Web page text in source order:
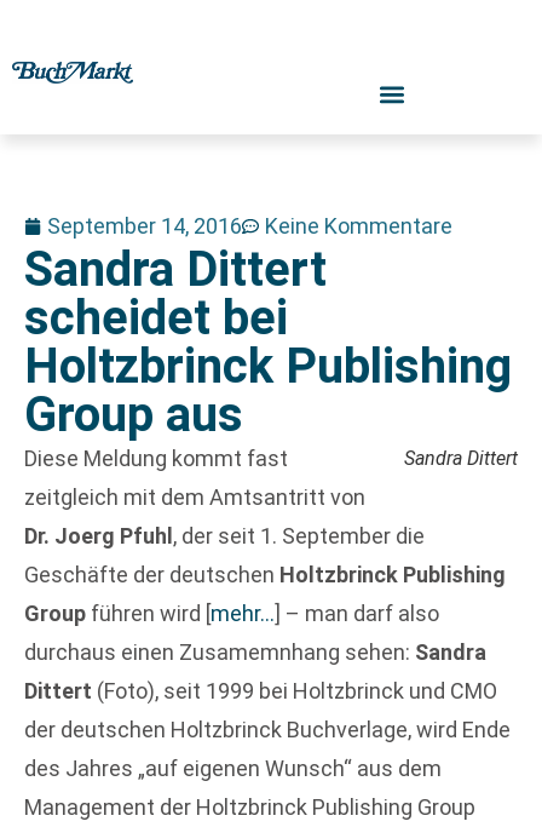
September 14, 2016 Keine Kommentare
Sandra Dittert
scheidet bei
Holtzbrinck Publishing
Group aus
Sandra Dittert
Diese Meldung kommt fast
zeitgleich mit dem Amtsantritt von
Dr. Joerg Pfuhl , der seit 1. September die
Geschäfte der deutschen Holtzbrinck Publishing
Group führen wird [mehr…] – man darf also
durchaus einen Zusamemnhang sehen: Sandra
Dittert (Foto), seit 1999 bei Holtzbrinck und CMO
der deutschen Holtzbrinck Buchverlage, wird Ende
des Jahres „auf eigenen Wunsch“ aus dem
Management der Holtzbrinck Publishing Group